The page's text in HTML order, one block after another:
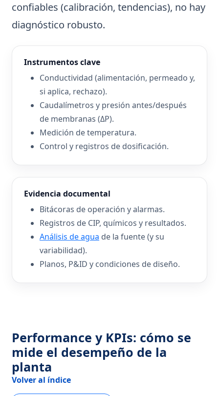
confiables (calibración, tendencias), no hay
diagnóstico robusto.
Instrumentos clave
Conductividad (alimentación, permeado y,
si aplica, rechazo).
Caudalímetros y presión antes/después
de membranas (ΔP).
Medición de temperatura.
Control y registros de dosificación.
Evidencia documental
Bitácoras de operación y alarmas.
Registros de CIP, químicos y resultados.
Análisis de agua de la fuente (y su
variabilidad).
Planos, P&ID y condiciones de diseño.
Performance y KPIs: cómo se
mide el desempeño de la
planta
Volver al índice